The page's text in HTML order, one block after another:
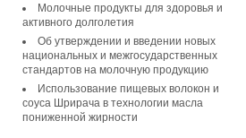
Молочные продукты для здоровья и
активного долголетия
Об утверждении и введении новых
национальных и межгосударственных
стандартов на молочную продукцию
Использование пищевых волокон и
соуса Шрирача в технологии масла
пониженной жирности